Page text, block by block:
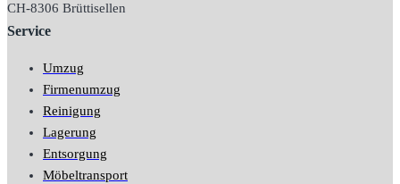
CH-8306 Brüttisellen
Service
Umzug
Firmenumzug
Reinigung
Lagerung
Entsorgung
Möbeltransport